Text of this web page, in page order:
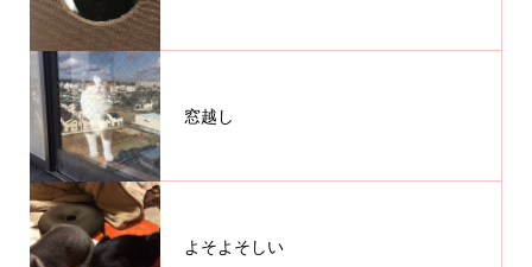
窓越し
よそよそしい